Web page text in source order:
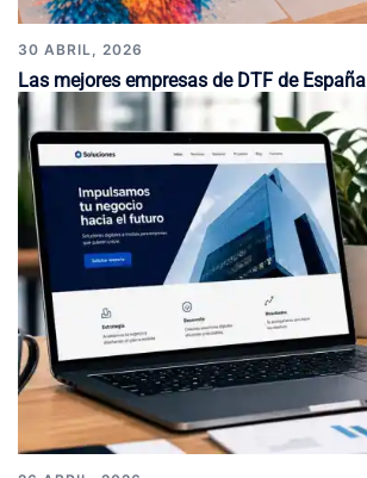
30 ABRIL, 2026
Las mejores empresas de DTF de España